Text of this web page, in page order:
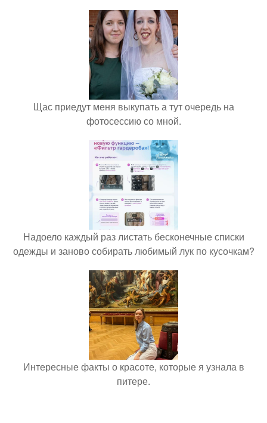
Щас приедут меня выкупать а тут очередь на
фотосессию со мной.
Надоело каждый раз листать бесконечные списки
одежды и заново собирать любимый лук по кусочкам?
Интересные факты о красоте, которые я узнала в
питере.